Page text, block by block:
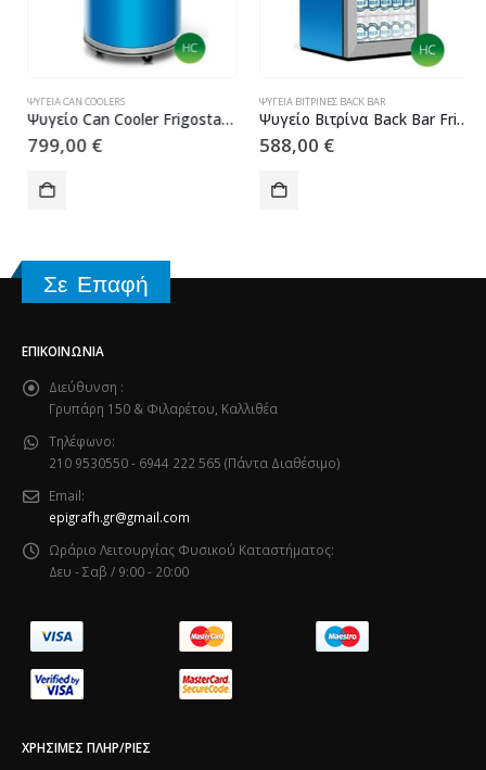
ΨΥΓΕΊΑ CAN COOLERS
Ψυγείο Can Cooler Frigostar FLEX 65 ECO
799,00€
ΨΥΓΕΊΑ ΒΙΤΡΊΝΕΣ BACK BAR
Ψυγείο Βιτρίνα Back Bar Frigostar FLEX 100
588,00 €
Σε Επαφή
ΕΠΙΚΟΙΝΩΝΊΑ
Διεύθυνση :
Γρυπάρη 150 & Φιλαρέτου, Καλλιθέα
Τηλέφωνο:
210 9530550 - 6944 222 565 (Πάντα Διαθέσιμο)
Email:
epigrafh.gr@gmail.com
Ωράριο Λειτουργίας Φυσικού Καταστήματος:
Δευ - Σαβ / 9:00 - 20:00
ΧΡΉΣΙΜΕΣ ΠΛΗΡ/ΡΙΕΣ